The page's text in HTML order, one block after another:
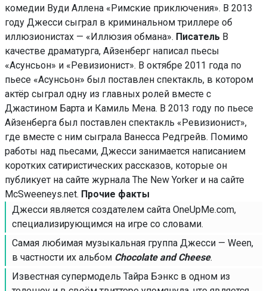
комедии Вуди Аллена «Римские приключения». В 2013
году Джесси сыграл в криминальном триллере об
иллюзионистах — «Иллюзия обмана». Писатель В
качестве драматурга, Айзенберг написал пьесы
«Асунсьон» и «Ревизионист». В октябре 2011 года по
пьесе «Асунсьон» был поставлен спектакль, в котором
актёр сыграл одну из главных ролей вместе с
Джастином Барта и Камиль Мена. В 2013 году по пьесе
Айзенберга был поставлен спектакль «Ревизионист»,
где вместе с ним сыграла Ванесса Редгрейв. Помимо
работы над пьесами, Джесси занимается написанием
коротких сатиристических рассказов, которые он
публикует на сайте журнала The New Yorker и на сайте
МcSweeneys.net. Прочие факты
Джесси является создателем сайта OneUpMe.com,
специализирующимся на игре со словами.
Самая любимая музыкальная группа Джесси — Ween,
в частности их альбом Chocolate and Cheese.
Известная супермодель Тайра Бэнкс в одном из